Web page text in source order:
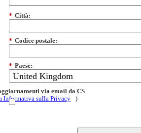
* Città:
* Codice postale:
* Paese:
via email da CS
Informativa sulla Privacy
)